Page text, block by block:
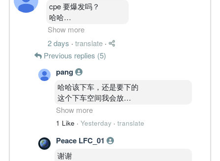
cpe 要爆发吗？
哈哈
跟str 停留横盘然后起飞
哈哈
会吗？
Show more
2 days · translate ·
Previous replies (5)
pang
哈哈该下车，还是要下的
这个下车空间我会放
很远哈哈
就好像
scg 和 mnh 这样因为我太了解他们的股
性了 哈哈哈
不过这两个票剩下免费票才。。。。
Show more
1 Like · Yesterday · translate
Peace LFC_01
谢谢